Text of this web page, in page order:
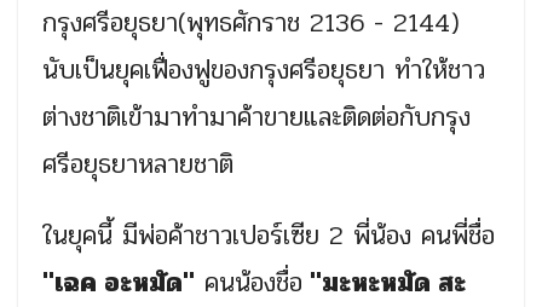
กรุงศรีอยุธยา(พุทธศักราช 2136 - 2144)
นับเป็นยุคเฟื่องฟูของกรุงศรีอยุธยา ทำให้ชาว
ต่างชาติเข้ามาทำมาค้าขายและติดต่อกับกรุง
ศรีอยุธยาหลายชาติ
ในยุคนี้ มีพ่อค้าชาวเปอร์เซีย 2 พี่น้อง คนพี่ชื่อ
"เฉค อะหมัด" คนน้องชื่อ "มะหะหมัด สะ